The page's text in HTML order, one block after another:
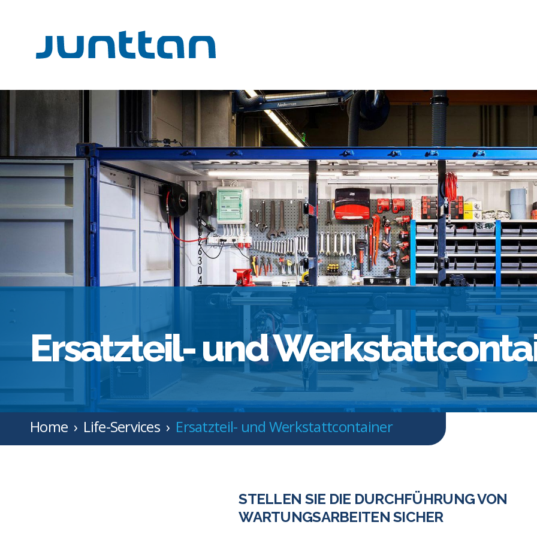
Ersatzteil- und
Home Life-Services Ersatzteil- und Werkstattcontainer
STELLEN SIE DIE DURCHFÜHRUNG VON
WARTUNGSARBEITEN SICHER